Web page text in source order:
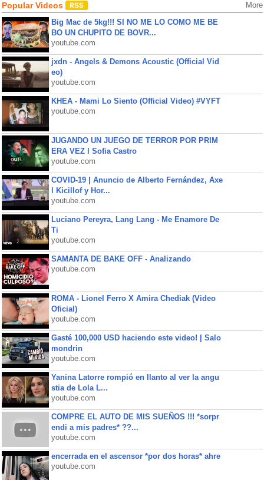
Popular Videos More
Big Mac de 5kg!!! SI NO ME LO COMO ME BE
BO UN CHUPITO DE BOVR...
youtube.com
jxdn - Angels & Demons Acoustic (Official Vid
eo)
youtube.com
KHEA - Mami Lo Siento (Official Video) #VYFT
youtube.com
JUGANDO UN JUEGO DE TERROR POR PRIM
ERA VEZ l Sofia Castro
youtube.com
COVID-19 | Anuncio de Alberto Fernández, Axe
l Kicillof y Hor...
youtube.com
Luciano Pereyra, Lang Lang - Me Enamore De
Ti
youtube.com
SAMANTA DE BAKE OFF - Analizando
youtube.com
ROMA - Lionel Ferro X Amira Chediak (Video
Oficial)
youtube.com
Gasté 100,000 USD haciendo este video! | Salo
mondrin
youtube.com
Yanina Latorre rompió en llanto al ver la angu
stia de Lola L...
youtube.com
COMPRE EL AUTO DE MIS SUEÑOS !!! *sorpr
endi a mis padres* ??...
youtube.com
encerrada en el ascensor *por dos horas* ahre
youtube.com